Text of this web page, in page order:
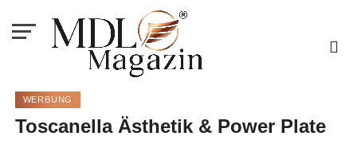
WERBUNG
Toscanella Ästhetik & Power Plate